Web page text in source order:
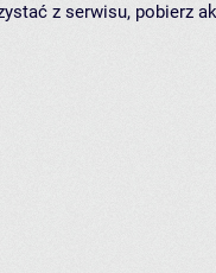
z serwisu, pobierz